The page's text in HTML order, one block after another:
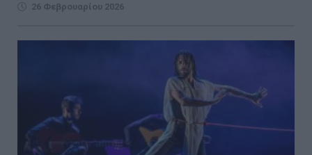
26 Φεβρουαρίου 2026